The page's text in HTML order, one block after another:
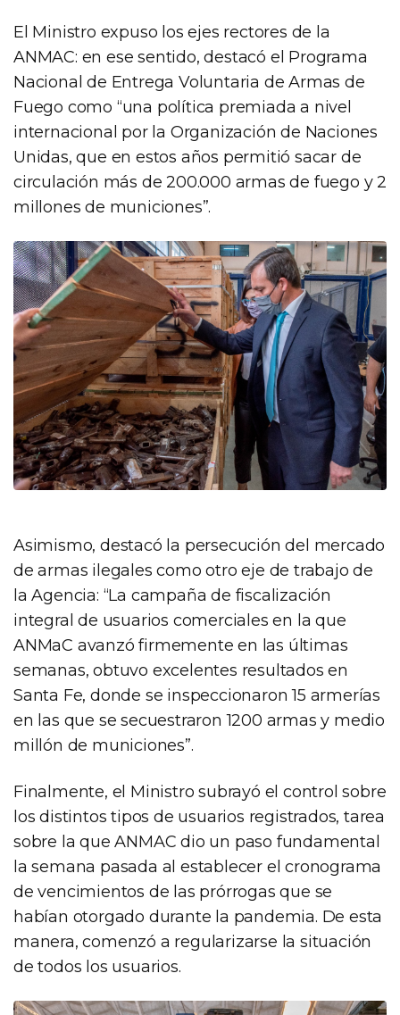
El Ministro expuso los ejes rectores de la
ANMAC: en ese sentido, destacó el Programa
Nacional de Entrega Voluntaria de Armas de
Fuego como “una política premiada a nivel
internacional por la Organización de Naciones
Unidas, que en estos años permitió sacar de
circulación más de 200.000 armas de fuego y 2
millones de municiones”.
Asimismo, destacó la persecución del mercado
de armas ilegales como otro eje de trabajo de
la Agencia: “La campaña de fiscalización
integral de usuarios comerciales en la que
ANMaC avanzó firmemente en las últimas
semanas, obtuvo excelentes resultados en
Santa Fe, donde se inspeccionaron 15 armerías
en las que se secuestraron 1200 armas y medio
millón de municiones”.
Finalmente, el Ministro subrayó el control sobre
los distintos tipos de usuarios registrados, tarea
sobre la que ANMAC dio un paso fundamental
la semana pasada al establecer el cronograma
de vencimientos de las prórrogas que se
habían otorgado durante la pandemia. De esta
manera, comenzó a regularizarse la situación
de todos los usuarios.